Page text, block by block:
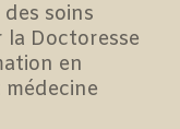
soins
la Doctoresse
en